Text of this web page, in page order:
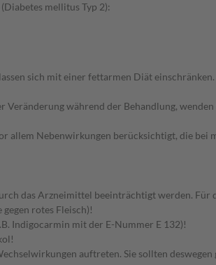
mellitus Typ 2):
sich mit einer fettarmen Diät einschränken.
Veränderung während der Behandlung,
allem Nebenwirkungen berücksichtigt, die bei
das Arzneimittel beeinträchtigt werden. Für
rotes Fleisch)!
Indigocarmin mit der E-Nummer E 132)!
auftreten. Sie sollten